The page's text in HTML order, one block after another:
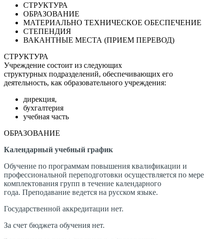
СТРУКТУРА
ОБРАЗОВАНИЕ
МАТЕРИАЛЬНО ТЕХНИЧЕСКОЕ ОБЕСПЕЧЕНИЕ
СТЕПЕНДИЯ
ВАКАНТНЫЕ МЕСТА (ПРИЕМ ПЕРЕВОД)
СТРУКТУРА
Учреждение состоит из следующих
структурных подразделений, обеспечивающих его
деятельность, как образовательного учреждения:
дирекция,
бухгалтерия
учебная часть
ОБРАЗОВАНИЕ
Календарный учебный график
Обучение по программам повышения квалификации и
профессиональной переподготовки осуществляется по мере
комплектования групп в течение календарного
года. Преподавание ведется на русском языке.
Государственной аккредитации нет.
За счет бюджета обучения нет.